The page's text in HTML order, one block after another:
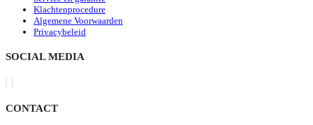
Klachtenprocedure
Algemene Voorwaarden
Privacybeleid
SOCIAL MEDIA
CONTACT